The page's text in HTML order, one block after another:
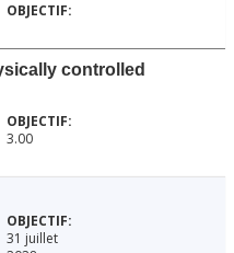
controlled
3.00
31 juillet